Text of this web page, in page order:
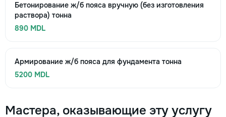
Бетонирование ж/б пояса вручную (без изготовления
раствора) тонна
890 MDL
Армирование ж/б пояса для фундамента тонна
5200 MDL
Мастера, оказывающие эту услугу